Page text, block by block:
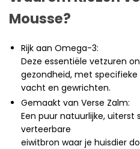
Mousse?
Rijk aan Omega-3:
Deze essentiële vetzuren
gezondheid, met
vacht en gewrichten.
Gemaakt van Verse Zalm:
Een puur natuurlijke, uiterst
verteerbare
eiwitbron waar je huisdier